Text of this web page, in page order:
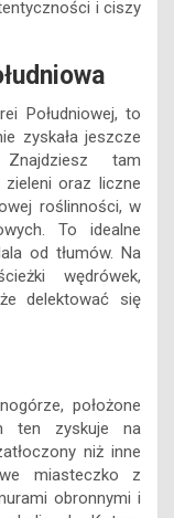
i ciszy
Południowej, to
zyskała jeszcze
tam
oraz liczne
roślinności, w
To idealne
od tłumów. Na
wędrówek,
delektować się
położone
ten zyskuje na
niż inne
miasteczko z
obronnymi i